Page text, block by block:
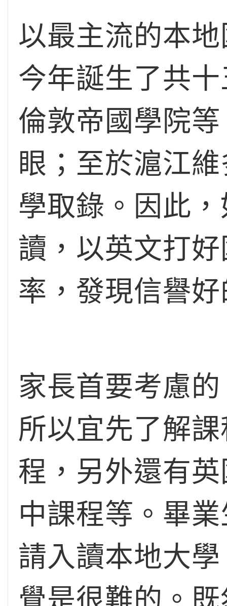
以最主流的本
今年誕生了共
倫敦帝國學院
眼；至於滬江
學取錄。因此
讀，以英文打
率，發現信譽
家長首要考慮
所以宜先了解
程，另外還有
中課程等。畢
請入讀本地大
覺是很難的。